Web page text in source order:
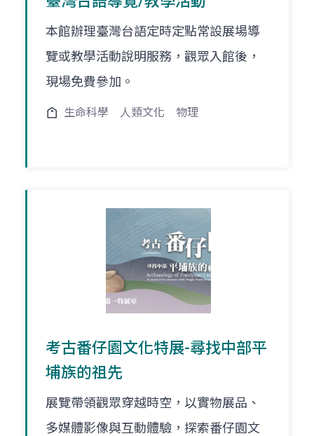
本館辦理臺灣台語定時定點常設展場導
覽或教學活動說明服務，觀眾入館後，
現場免費參加。
生命科學 人類文化 物理
考古番仔園文化特展-尋找中部平
埔族的祖先
展覽帶領觀眾穿越時空，以實物展品、
多媒體影像與互動體驗，探索番仔園文